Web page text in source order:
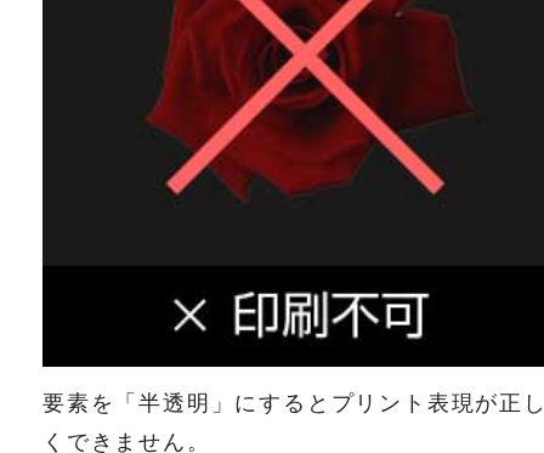
要素を「半透明」にするとプリント表現が正
くできません。